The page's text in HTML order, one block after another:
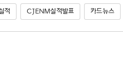
적 CJENM실적발표 카드뉴스